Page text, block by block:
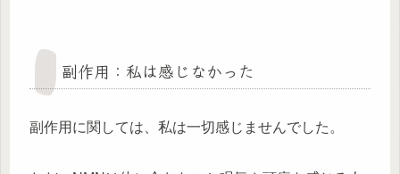
副作用：私は感じなかった
副作用に関しては、私は一切感じませんでした。